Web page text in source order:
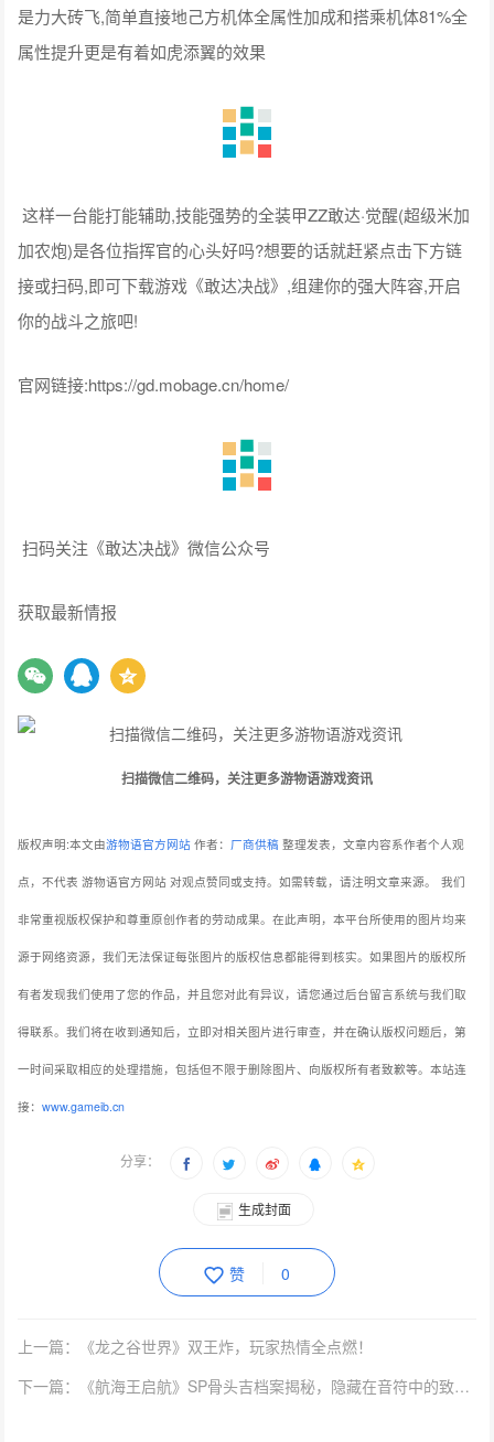
是力大砖飞,简单直接地己方机体全属性加成和搭乘机体81%全
属性提升更是有着如虎添翼的效果
这样一台能打能辅助,技能强势的全装甲ZZ敢达·觉醒(超级米加
加农炮)是各位指挥官的心头好吗?想要的话就赶紧点击下方链
接或扫码,即可下载游戏《敢达决战》,组建你的强大阵容,开启
你的战斗之旅吧!
官网链接:https://gd.mobage.cn/home/
扫码关注《敢达决战》微信公众号
获取最新情报
扫描微信二维码，关注更多游物语游戏资讯
版权声明:本文由游物语官方网站 作者： 厂商供稿 整理发表，文章内容系作者个人观
点，不代表 游物语官方网站 对观点赞同或支持。如需转载，请注明文章来源。 我们
非常重视版权保护和尊重原创作者的劳动成果。在此声明，本平台所使用的图片均来
源于网络资源，我们无法保证每张图片的版权信息都能得到核实。如果图片的版权所
有者发现我们使用了您的作品，并且您对此有异议，请您通过后台留言系统与我们取
得联系。我们将在收到通知后，立即对相关图片进行审查，并在确认版权问题后，第
一时间采取相应的处理措施，包括但不限于删除图片、向版权所有者致歉等。本站连
接：www.gameib.cn
分享：
生成封面
赞 0
上一篇：《龙之谷世界》双王炸，玩家热情全点燃！
下一篇：《航海王启航》SP骨头吉档案揭秘，隐藏在音符中的致命杀机！